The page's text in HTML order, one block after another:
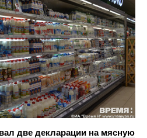
две декларации на мясную